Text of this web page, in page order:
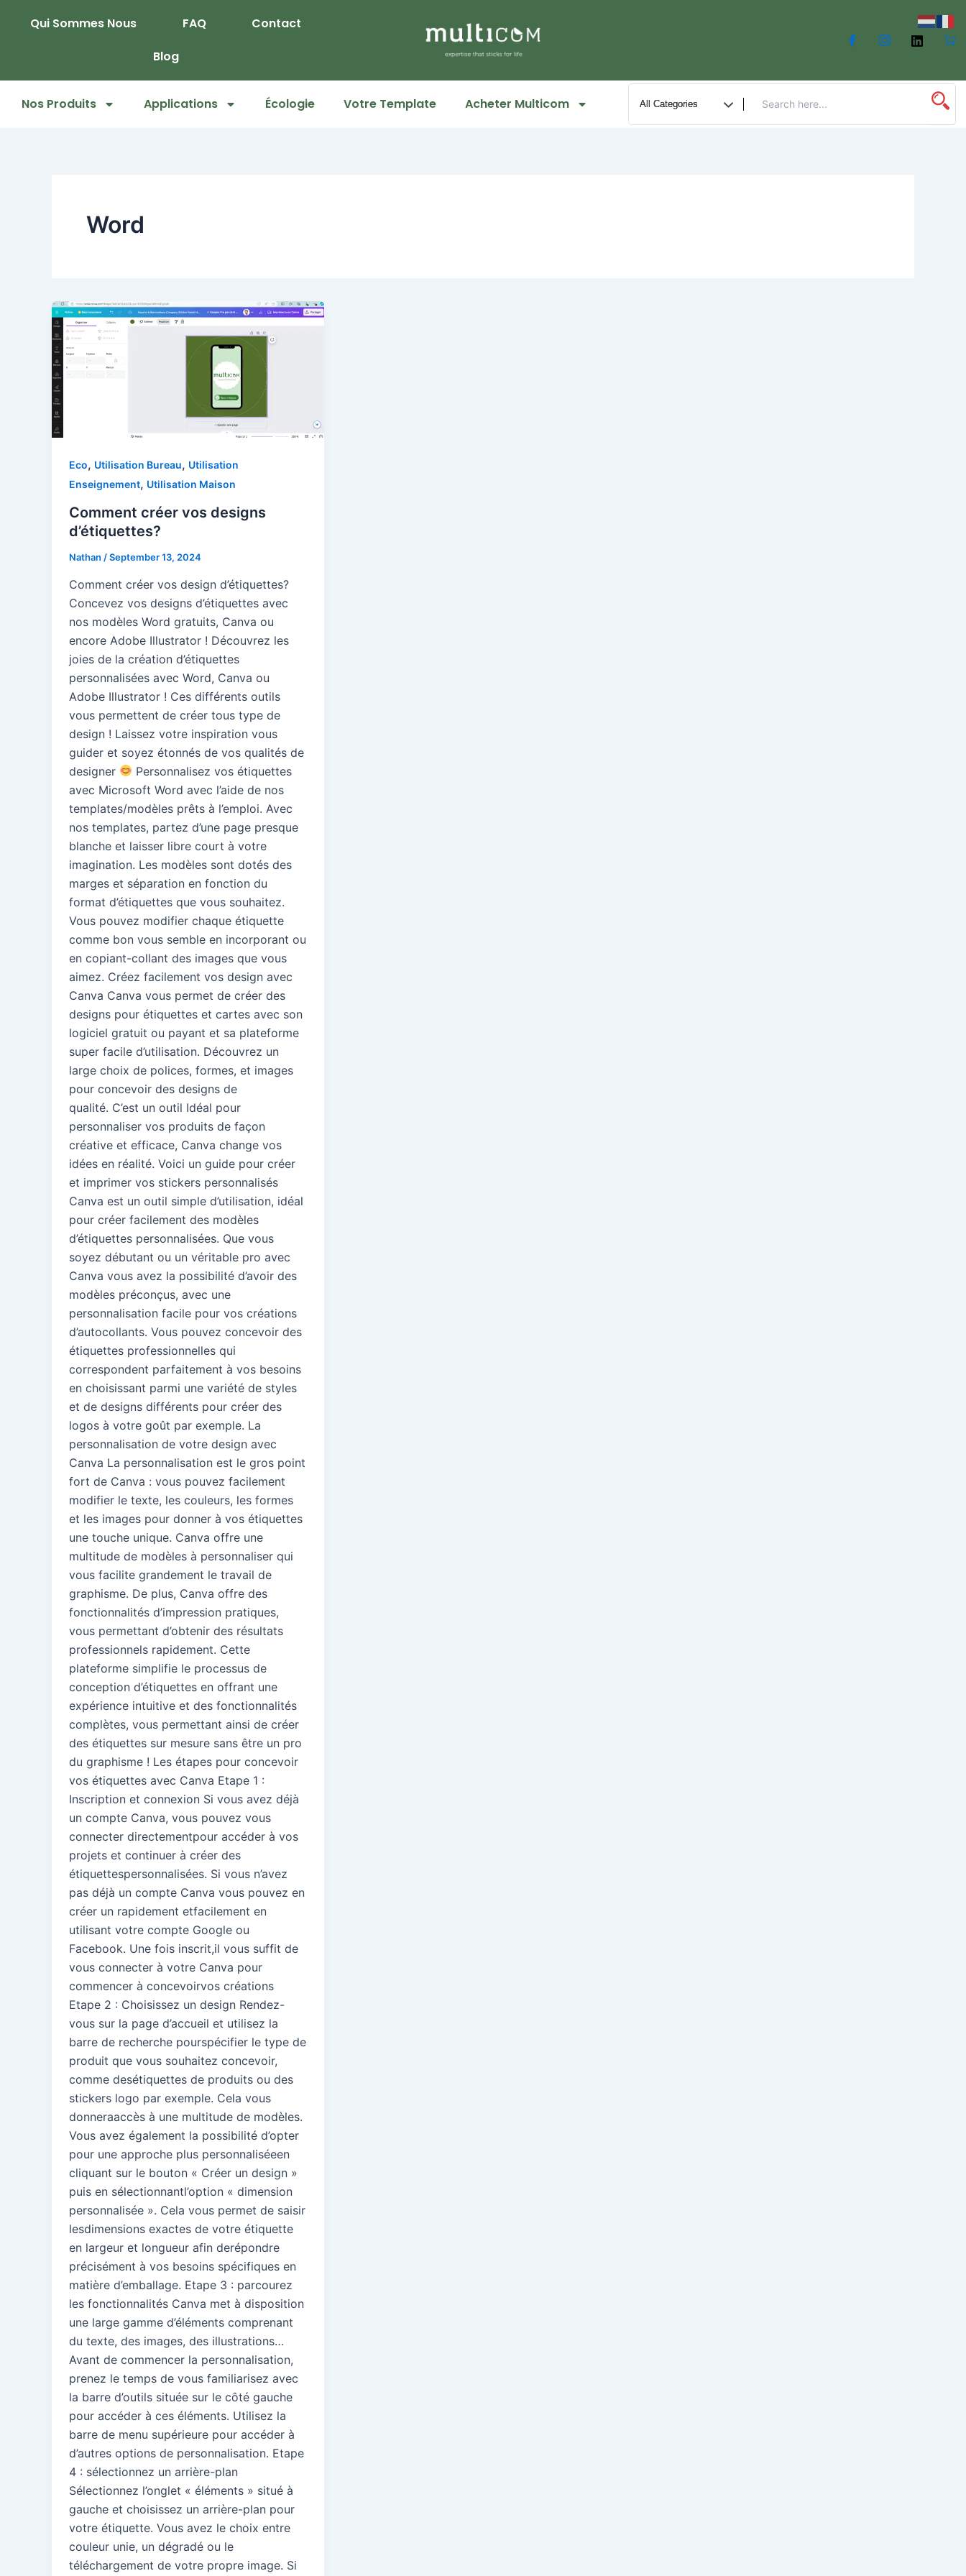
Qui Sommes Nous FAQ
Contact
Blog
Nos Produits Applications Écologie Votre Template Acheter Multicom
Word
Eco, Utilisation Bureau, Utilisation
Enseignement, Utilisation Maison
Comment créer vos designs
d’étiquettes?
Nathan /September 13, 2024
Comment créer vos design d’étiquettes?
Concevez vos designs d’étiquettes avec
nos modèles Word gratuits, Canva ou
encore Adobe Illustrator ! Découvrez les
joies de la création d’étiquettes
personnalisées avec Word, Canva ou
Adobe Illustrator ! Ces différents outils
vous permettent de créer tous type de
design ! Laissez votre inspiration vous
guider et soyez étonnés de vos qualités de
designer
Personnalisez vos étiquettes
avec Microsoft Word avec l’aide de nos
templates/modèles prêts à l’emploi. Avec
nos templates, partez d’une page presque
blanche et laisser libre court à votre
imagination. Les modèles sont dotés des
marges et séparation en fonction du
format d’étiquettes que vous souhaitez.
Vous pouvez modifier chaque étiquette
comme bon vous semble en incorporant ou
en copiant-collant des images que vous
aimez. Créez facilement vos design avec
Canva Canva vous permet de créer des
designs pour étiquettes et cartes avec son
logiciel gratuit ou payant et sa plateforme
super facile d’utilisation. Découvrez un
large choix de polices, formes, et images
pour concevoir des designs de
qualité. C’est un outil Idéal pour
personnaliser vos produits de façon
créative et efficace, Canva change vos
idées en réalité. Voici un guide pour créer
et imprimer vos stickers personnalisés
Canva est un outil simple d’utilisation, idéal
pour créer facilement des modèles
d’étiquettes personnalisées. Que vous
soyez débutant ou un véritable pro avec
Canva vous avez la possibilité d’avoir des
modèles préconçus, avec une
personnalisation facile pour vos créations
d’autocollants. Vous pouvez concevoir des
étiquettes professionnelles qui
correspondent parfaitement à vos besoins
en choisissant parmi une variété de styles
et de designs différents pour créer des
logos à votre goût par exemple. La
personnalisation de votre design avec
Canva La personnalisation est le gros point
fort de Canva : vous pouvez facilement
modifier le texte, les couleurs, les formes
et les images pour donner à vos étiquettes
une touche unique. Canva offre une
multitude de modèles à personnaliser qui
vous facilite grandement le travail de
graphisme. De plus, Canva offre des
fonctionnalités d’impression pratiques,
vous permettant d’obtenir des résultats
professionnels rapidement. Cette
plateforme simplifie le processus de
conception d’étiquettes en offrant une
expérience intuitive et des fonctionnalités
complètes, vous permettant ainsi de créer
des étiquettes sur mesure sans être un pro
du graphisme ! Les étapes pour concevoir
vos étiquettes avec Canva Etape 1 :
Inscription et connexion Si vous avez déjà
un compte Canva, vous pouvez vous
connecter directementpour accéder à vos
projets et continuer à créer des
étiquettespersonnalisées. Si vous n’avez
pas déjà un compte Canva vous pouvez en
créer un rapidement etfacilement en
utilisant votre compte Google ou
Facebook. Une fois inscrit,il vous suffit de
vous connecter à votre Canva pour
commencer à concevoirvos créations
Etape 2 : Choisissez un design Rendez-
vous sur la page d’accueil et utilisez la
barre de recherche pourspécifier le type de
produit que vous souhaitez concevoir,
comme desétiquettes de produits ou des
stickers logo par exemple. Cela vous
donneraaccès à une multitude de modèles.
Vous avez également la possibilité d’opter
pour une approche plus personnaliséeen
cliquant sur le bouton « Créer un design »
puis en sélectionnantl’option « dimension
personnalisée ». Cela vous permet de saisir
lesdimensions exactes de votre étiquette
en largeur et longueur afin derépondre
précisément à vos besoins spécifiques en
matière d’emballage. Etape 3 : parcourez
les fonctionnalités Canva met à disposition
une large gamme d’éléments comprenant
du texte, des images, des illustrations…
Avant de commencer la personnalisation,
prenez le temps de vous familiarisez avec
la barre d’outils située sur le côté gauche
pour accéder à ces éléments. Utilisez la
barre de menu supérieure pour accéder à
d’autres options de personnalisation. Etape
4 : sélectionnez un arrière-plan
Sélectionnez l’onglet « éléments » situé à
gauche et choisissez un arrière-plan pour
votre étiquette. Vous avez le choix entre
couleur unie, un dégradé ou le
téléchargement de votre propre image. Si